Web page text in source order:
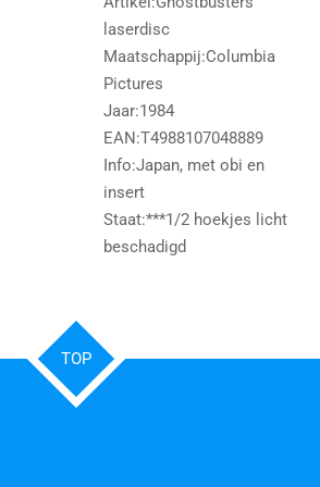
laserdisc
Maatschappij:Columbia
Pictures
Jaar:1984
EAN:T4988107048889
Info:Japan, met obi en
insert
Staat:***1/2 hoekjes licht
beschadigd
TOP